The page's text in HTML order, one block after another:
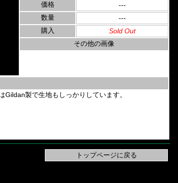
価格
---
数量
---
購入
Sold Out
その他の画像
製で生地もしっかりしています。